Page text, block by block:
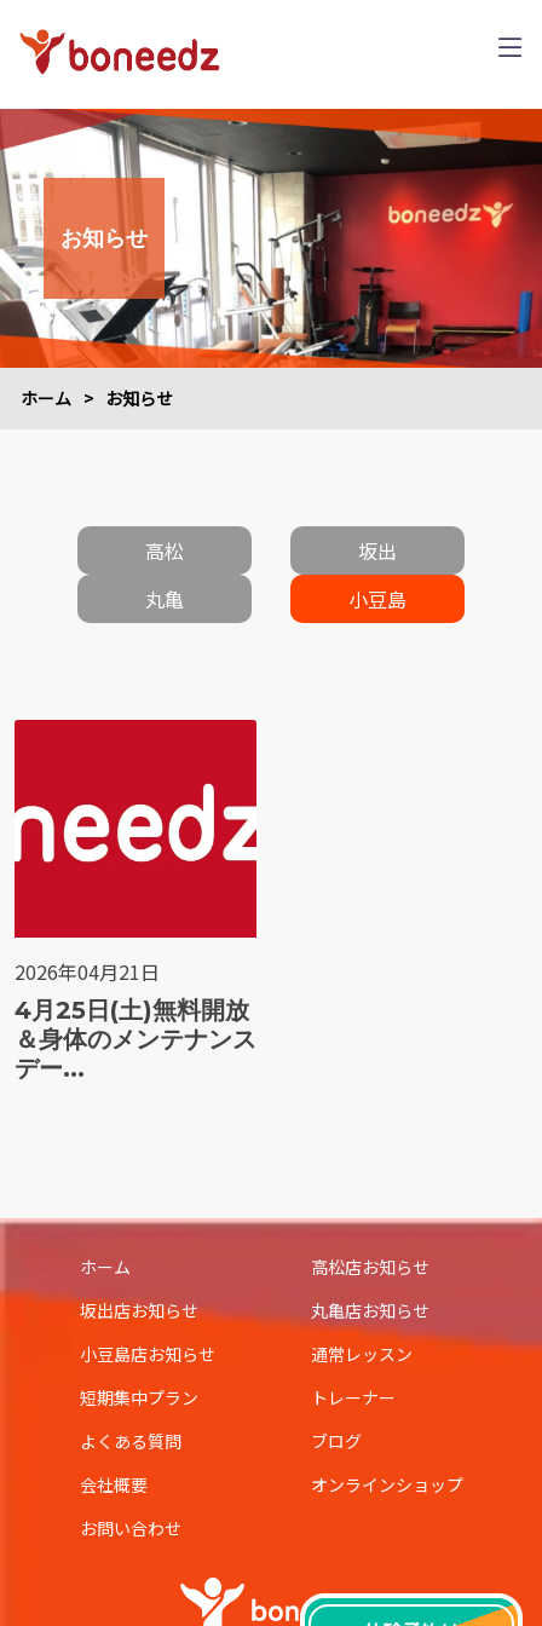
お知らせ
ホーム > お知らせ
高松
坂出
丸亀
小豆島
2026年04月21日
4月25日(土)無料開放
＆身体のメンテナンス
デー...
ホーム
高松店お知らせ
坂出店お知らせ
丸亀店お知らせ
小豆島店お知らせ
通常レッスン
短期集中プラン
トレーナー
よくある質問
ブログ
会社概要
オンラインショップ
お問い合わせ